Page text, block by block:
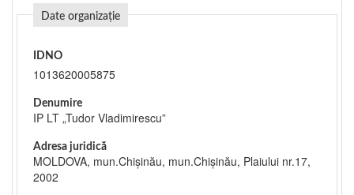
Date organizație
IDNO
1013620005875
Denumire
IP LT „Tudor Vladimirescu”
Adresa juridică
MOLDOVA, mun.Chişinău, mun.Chişinău, Plaiului nr.17,
2002